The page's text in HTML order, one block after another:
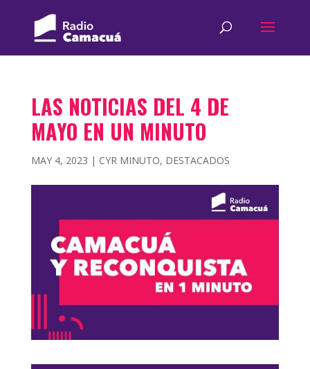
LAS NOTICIAS DEL 4 DE
MAYO EN UN MINUTO
MAY 4, 2023 | CYR MINUTO, DESTACADOS